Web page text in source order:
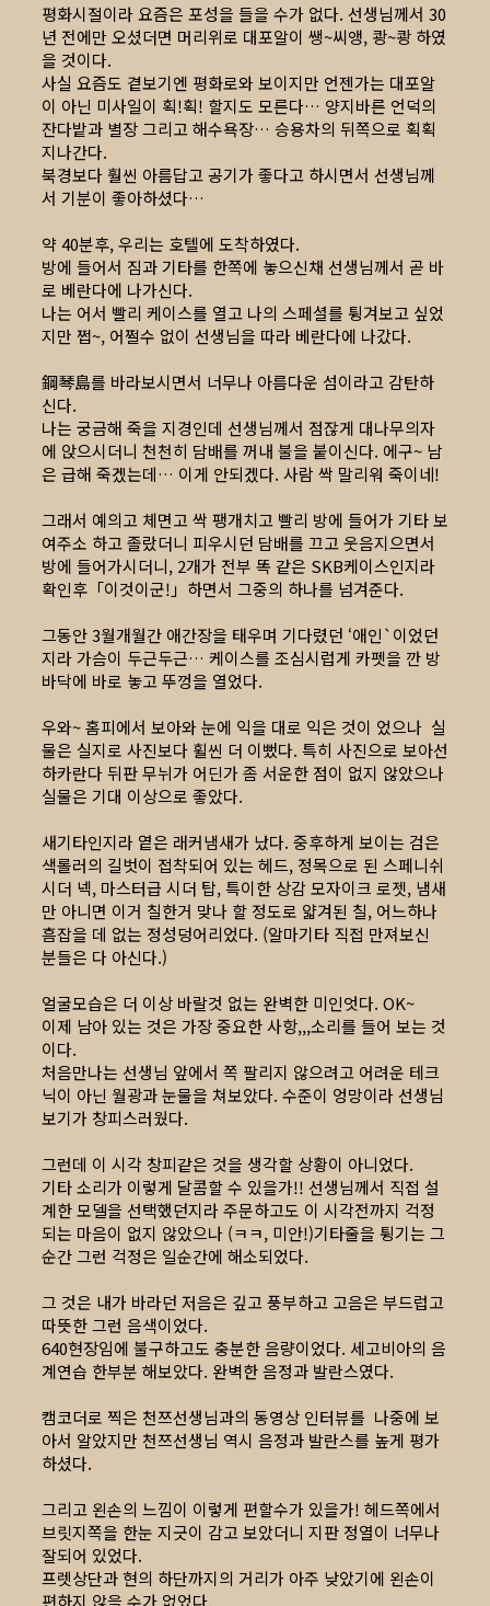
평화시절이라 요즘은 포성을 들을 수가 없다. 선생님께서 30
년 전에만 오셨더면 머리위로 대포알이 쌩~씨앵, 쾅~쾅 하였
을 것이다.
사실 요즘도 곁보기엔 평화로와 보이지만 언젠가는 대포알
이 아닌 미사일이 획!획! 할지도 모른다… 양지바른 언덕의
잔다밭과 별장 그리고 해수욕장… 승용차의 뒤쪽으로 획획
지나간다.
북경보다 훨씬 아름답고 공기가 좋다고 하시면서 선생님께
서 기분이 좋아하셨다…
약 40분후, 우리는 호텔에 도착하였다.
방에 들어서 짐과 기타를 한쪽에 놓으신채 선생님께서 곧 바
로 베란다에 나가신다.
나는 어서 빨리 케이스를 열고 나의 스페셜를 튕겨보고 싶었
지만 쩝~, 어쩔수 없이 선생님을 따라 베란다에 나갔다.
鋼琴島를 바라보시면서 너무나 아름다운 섬이라고 감탄하
신다.
나는 궁금해 죽을 지경인데 선생님께서 점잖게 대나무의자
에 앉으시더니 천천히 담배를 꺼내 불을 붙이신다. 에구~ 남
은 급해 죽겠는데… 이게 안되겠다. 사람 싹 말리워 죽이네!
그래서 예의고 체면고 싹 팽개치고 빨리 방에 들어가 기타 보
여주소 하고 졸랐더니 피우시던 담배를 끄고 웃음지으면서
방에 들어가시더니, 2개가 전부 똑 같은 SKB케이스인지라
확인후「이것이군!」하면서 그중의 하나를 넘겨준다.
그동안 3월개월간 애간장을 태우며 기다렸던 ‘애인`이었던
지라 가슴이 두근두근… 케이스를 조심시럽게 카펫을 깐 방
바닥에 바로 놓고 뚜껑을 열었다.
우와~ 홈피에서 보아와 눈에 익을 대로 익은 것이 었으나 실
물은 실지로 사진보다 휠씬 더 이뻤다. 특히 사진으로 보아선
하카란다 뒤판 무뉘가 어딘가 좀 서운한 점이 없지 않았으나
실물은 기대 이상으로 좋았다.
새기타인지라 옅은 래커냄새가 났다. 중후하게 보이는 검은
색롤러의 길벗이 접착되어 있는 헤드, 정목으로 된 스페니쉬
시더 넥, 마스터급 시더 탑, 특이한 상감 모자이크 로젯, 냄새
만 아니면 이거 칠한거 맞나 할 정도로 얇겨된 칠, 어느하나
흠잡을 데 없는 정성덩어리었다. (알마기타 직접 만져보신
분들은 다 아신다.)
얼굴모습은 더 이상 바랄것 없는 완벽한 미인엇다. OK~
이제 남아 있는 것은 가장 중요한 사항,,,소리를 들어 보는 것
이다.
처음만나는 선생님 앞에서 쪽 팔리지 않으려고 어려운 테크
닉이 아닌 월광과 눈물을 쳐보았다. 수준이 엉망이라 선생님
보기가 창피스러웠다.
그런데 이 시각 창피같은 것을 생각할 상황이 아니었다.
기타 소리가 이렇게 달콤할 수 있을가!! 선생님께서 직접 설
계한 모델을 선택했던지라 주문하고도 이 시각전까지 걱정
되는 마음이 없지 않았으나 (ㅋㅋ, 미안!)기타줄을 튕기는 그
순간 그런 걱정은 일순간에 해소되었다.
그 것은 내가 바라던 저음은 깊고 풍부하고 고음은 부드럽고
따뜻한 그런 음색이었다.
640현장임에 불구하고도 충분한 음량이었다. 세고비아의 음
계연습 한부분 해보았다. 완벽한 음정과 발란스였다.
캠코더로 찍은 천쯔선생님과의 동영상 인터뷰를 나중에 보
아서 알았지만 천쯔선생님 역시 음정과 발란스를 높게 평가
하셨다.
그리고 왼손의 느낌이 이렇게 편할수가 있을가! 헤드쪽에서
브릿지쪽을 한눈 지긋이 감고 보았더니 지판 정열이 너무나
잘되어 있었다.
프렛상단과 현의 하단까지의 거리가 아주 낮았기에 왼손이